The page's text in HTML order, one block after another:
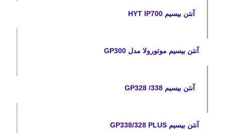
آنتن بیسیم HYT IP700
آنتن بیسیم موتورولا مدل GP300
آنتن بیسیم GP328 /338
آنتن بیسیم GP338/328 PLUS